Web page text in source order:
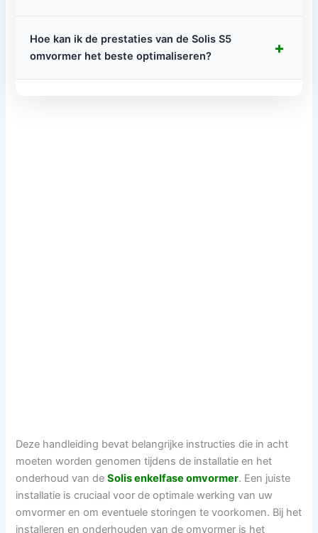
Hoe kan ik de prestaties van de Solis S5
omvormer het beste optimaliseren?
+
Deze handleiding bevat belangrijke instructies die in acht
moeten worden genomen tijdens de installatie en het
onderhoud van deSolis enkelfase omvormer. Een juiste
installatie is cruciaal voor de optimale werking van uw
omvormer en om eventuele storingen te voorkomen. Bij het
installeren en onderhouden van de omvormer is het